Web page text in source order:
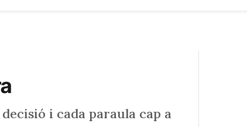
i cada paraula cap a